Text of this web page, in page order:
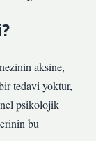
aksine,
tedavi yoktur,
psikolojik
bu